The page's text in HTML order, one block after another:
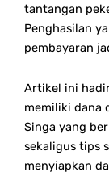
tantangan
Penghasilan
pembayaran
Artikel ini
memiliki dana
Singa yang
sekaligus tips
menyiapkan